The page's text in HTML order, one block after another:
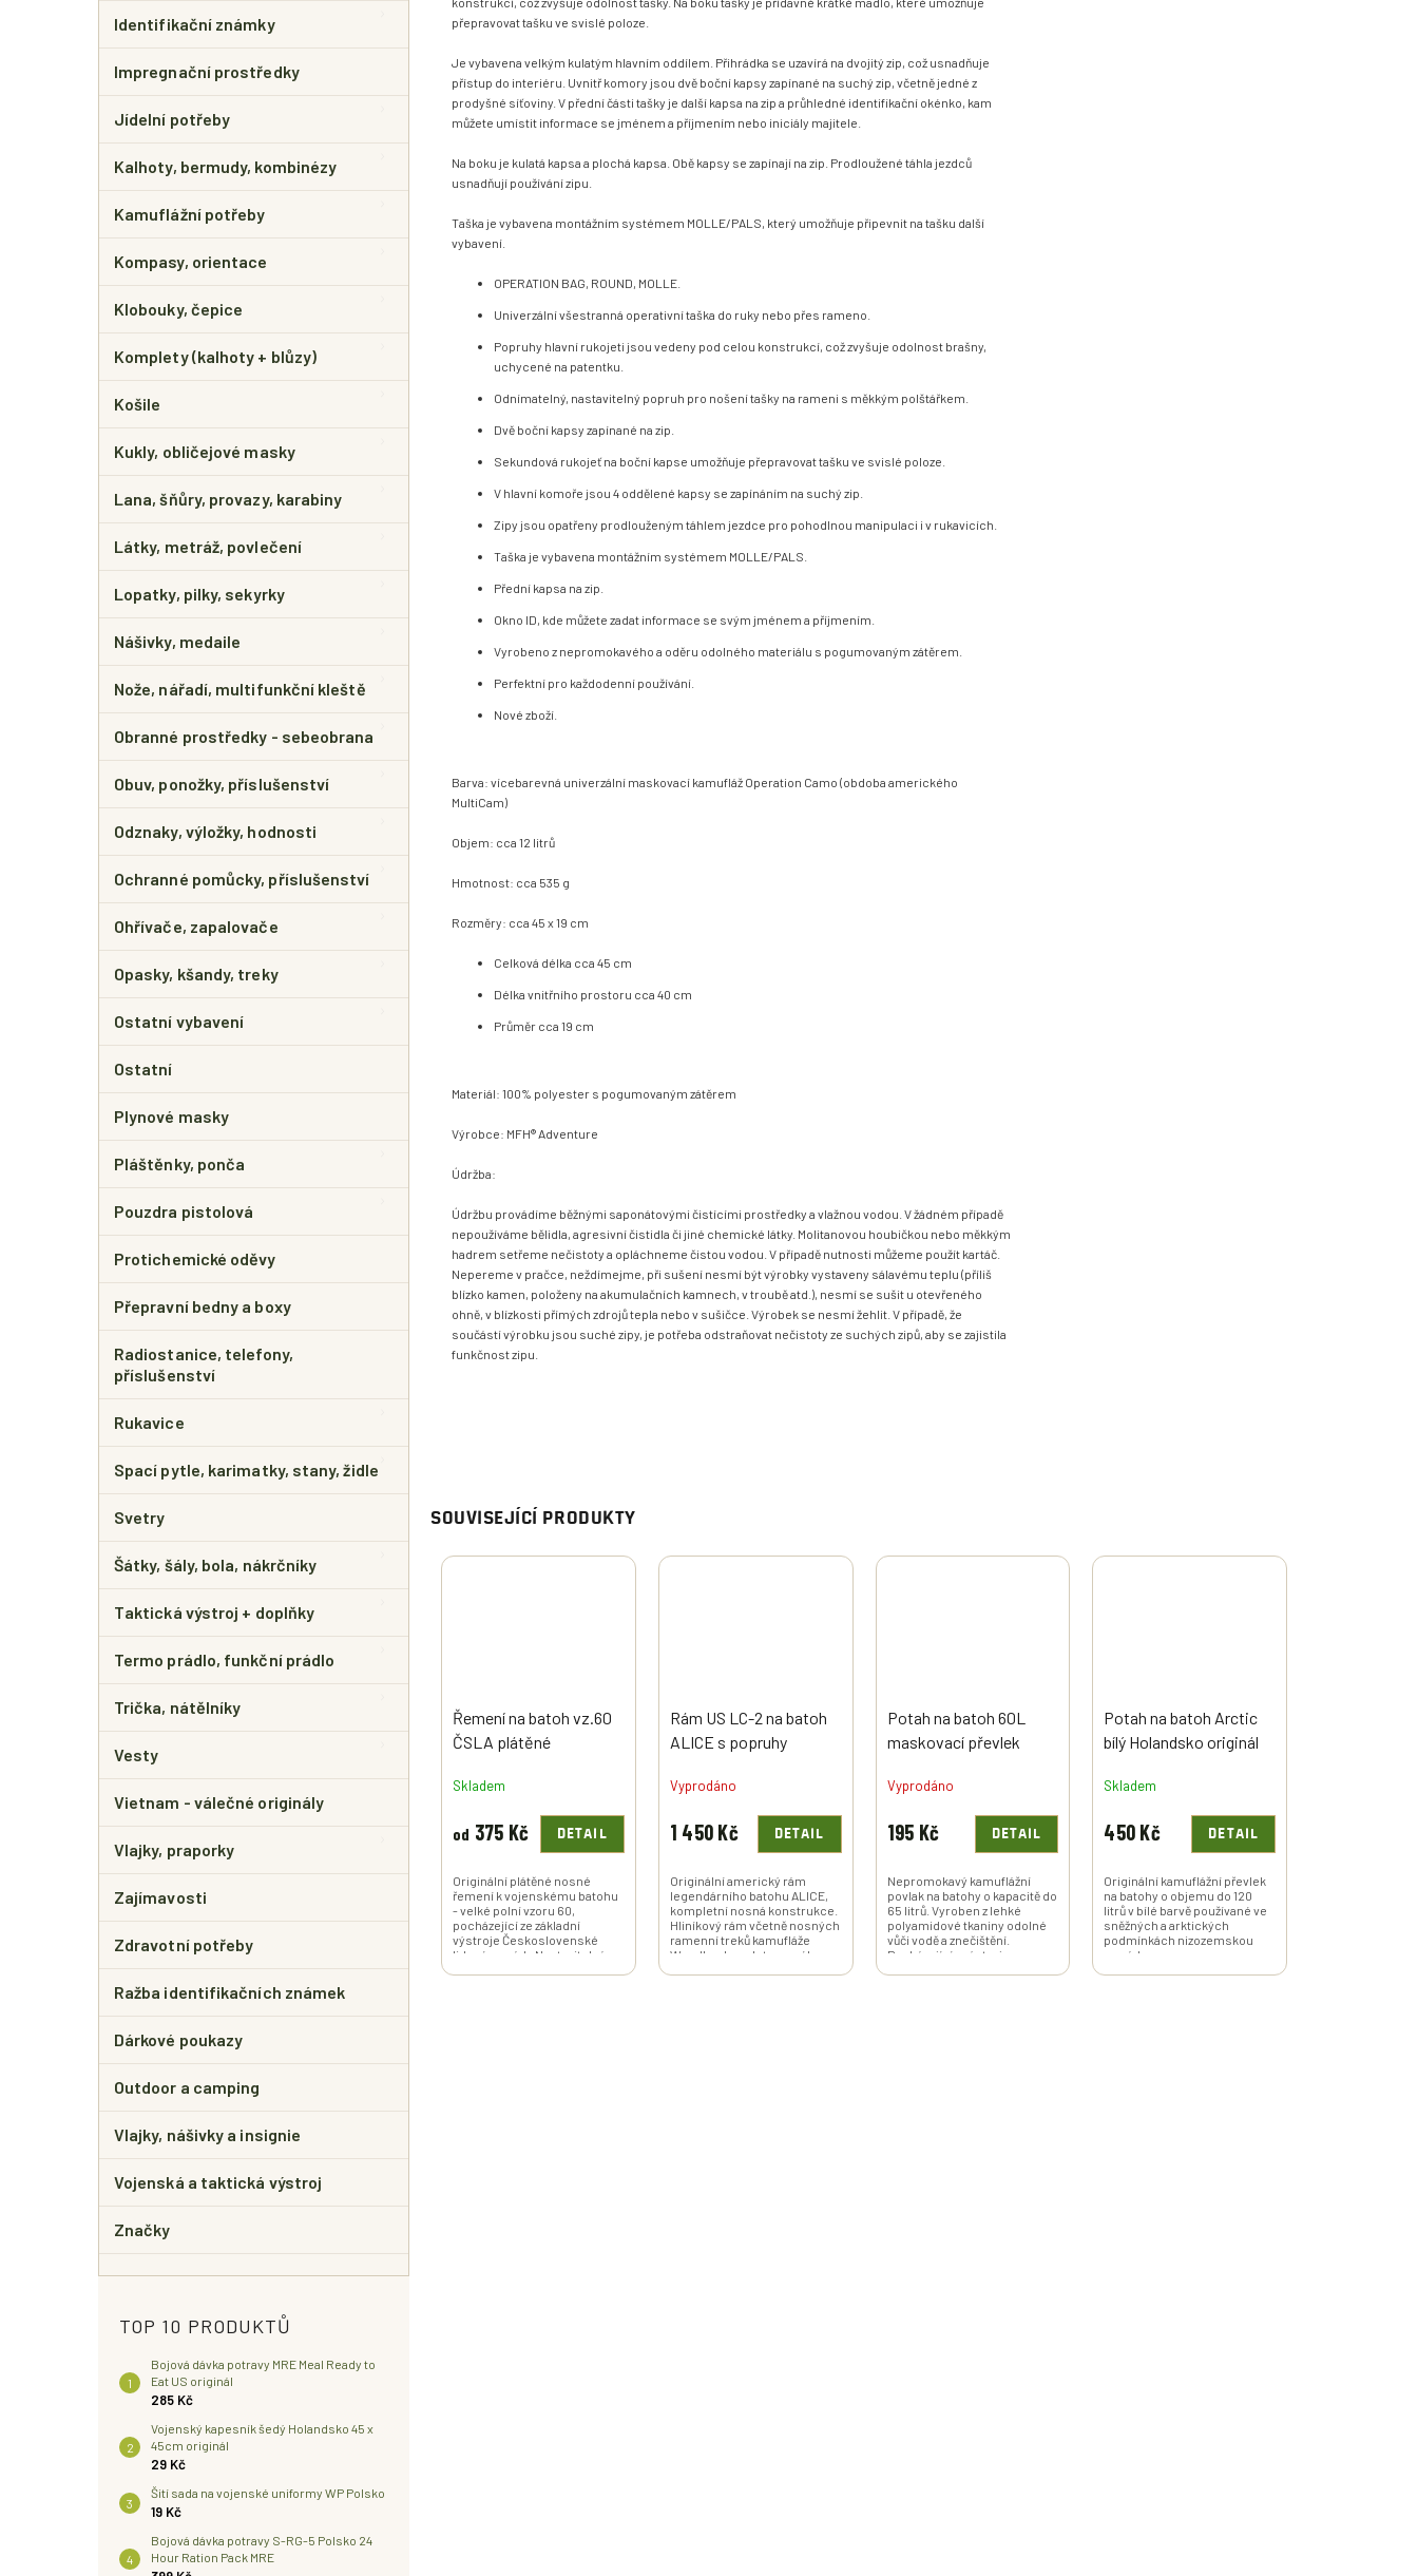
Identifikační známky
Impregnační prostředky
Jídelní potřeby
Kalhoty, bermudy, kombinézy
Kamuflážní potřeby
Kompasy, orientace
Klobouky, čepice
Komplety (kalhoty + blůzy)
Košile
Kukly, obličejové masky
Lana, šňůry, provazy, karabiny
Látky, metráž, povlečení
Lopatky, pilky, sekyrky
Nášivky, medaile
Nože, nářadí, multifunkční kleště
Obranné prostředky - sebeobrana
Obuv, ponožky, příslušenství
Odznaky, výložky, hodnosti
Ochranné pomůcky, příslušenství
Ohřívače, zapalovače
Opasky, kšandy, treky
Ostatní vybavení
Ostatní
Plynové masky
Pláštěnky, ponča
Pouzdra pistolová
Protichemické oděvy
Přepravní bedny a boxy
Radiostanice, telefony,
příslušenství
Rukavice
Spací pytle, karimatky, stany, židle
Svetry
Šátky, šály, bola, nákrčníky
Taktická výstroj + doplňky
Termo prádlo, funkční prádlo
Trička, nátělníky
Vesty
Vietnam - válečné originály
Vlajky, praporky
Zajímavosti
Zdravotní potřeby
Ražba identifikačních známek
Dárkové poukazy
Outdoor a camping
Vlajky, nášivky a insignie
Vojenská a taktická výstroj
Značky
TOP 10 PRODUKTŮ
Bojová dávka potravy MRE Meal Ready to
Eat US originál
285 Kč
Vojenský kapesník šedý Holandsko 45 x
45cm originál
29 Kč
Šití sada na vojenské uniformy WP Polsko
19 Kč
Bojová dávka potravy S-RG-5 Polsko 24
Hour Ration Pack MRE
SOUVISEJÍCÍ PRODUKTY
Řemení na batoh vz.60
ČSLA plátěné
Skladem
od 375 Kč DETAIL
Originální plátěné nosné
řemení k vojenskému batohu
- velké polní vzoru 60,
pocházející ze základní
výstroje Československé
lidové armády.Nastavitelná
Rám US LC-2 na batoh
ALICE s popruhy
Vyprodáno
1 450 Kč DETAIL
Originální americký rám
legendárního batohu ALICE,
kompletní nosná konstrukce.
Hliníkový rám včetně nosných
ramenní treků kamufláže
Woodland a polstrovaného
Potah na batoh 60L
maskovací převlek
Woodland Holandsko
originál použitý
Vyprodáno
195 Kč DETAIL
Nepromokavý kamuflážní
povlak na batohy o kapacitě do
65 litrů. Vyroben z lehké
polyamidové tkaniny odolné
vůči vodě a znečištění.
Pocházející z výstroje
Potah na batoh Arctic
bílý Holandsko originál
Skladem
450 Kč DETAIL
Originální kamuflážní převlek
na batohy o objemu do 120
litrů v bílé barvě používané ve
sněžných a arktických
podmínkách nizozemskou
armádou.
přepravovat tašku ve svislé poloze.
Je vybavena velkým kulatým hlavním oddílem. Přihrádka se uzavírá na dvojitý zip, což usnadňuje
přístup do interiéru. Uvnitř komory jsou dvě boční kapsy zapínané na suchý zip, včetně jedné z
prodyšné síťoviny. V přední části tašky je další kapsa na zip a průhledné identifikační okénko, kam
můžete umístit informace se jménem a příjmením nebo iniciály majitele.
Na boku je kulatá kapsa a plochá kapsa. Obě kapsy se zapínají na zip. Prodloužené táhla jezdců
usnadňují používání zipu.
Taška je vybavena montážním systémem MOLLE/PALS, který umožňuje připevnit na tašku další
vybavení.
OPERATION BAG, ROUND, MOLLE.
Univerzální všestranná operativní taška do ruky nebo přes rameno.
Popruhy hlavní rukojeti jsou vedeny pod celou konstrukcí, což zvyšuje odolnost brašny,
uchycené na patentku.
Odnímatelný, nastavitelný popruh pro nošení tašky na rameni s měkkým polštářkem.
Dvě boční kapsy zapínané na zip.
Sekundová rukojeť na boční kapse umožňuje přepravovat tašku ve svislé poloze.
V hlavní komoře jsou 4 oddělené kapsy se zapínáním na suchý zip.
Zipy jsou opatřeny prodlouženým táhlem jezdce pro pohodlnou manipulaci i v rukavicích.
Taška je vybavena montážním systémem MOLLE/PALS.
Přední kapsa na zip.
Okno ID, kde můžete zadat informace se svým jménem a příjmením.
Vyrobeno z nepromokavého a oděru odolného materiálu s pogumovaným zátěrem.
Perfektní pro každodenní používání.
Nové zboží.
Barva: vícebarevná univerzální maskovací kamufláž Operation Camo (obdoba amerického
MultiCam)
Objem: cca 12 litrů
Hmotnost: cca 535 g
Rozměry: cca 45 x 19 cm
Celková délka cca 45 cm
Délka vnitřního prostoru cca 40 cm
Průměr cca 19 cm
Materiál: 100% polyester s pogumovaným zátěrem
Výrobce: MFH® Adventure
Údržba:
Údržbu provádíme běžnými saponátovými čistícími prostředky a vlažnou vodou. V žádném případě
nepoužíváme bělidla, agresivní čistidla či jiné chemické látky. Molitanovou houbičkou nebo měkkým
hadrem setřeme nečistoty a opláchneme čistou vodou. V případě nutnosti můžeme použít kartáč.
Nepereme v pračce, neždímejme, při sušení nesmí být výrobky vystaveny sálavému teplu (příliš
blízko kamen, položeny na akumulačních kamnech, v troubě atd.), nesmí se sušit u otevřeného
ohně, v blízkosti přímých zdrojů tepla nebo v sušičce. Výrobek se nesmí žehlit. V případě, že
součástí výrobku jsou suché zipy, je potřeba odstraňovat nečistoty ze suchých zipů, aby se zajistila
funkčnost zipu.